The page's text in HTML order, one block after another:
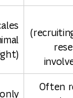
Often